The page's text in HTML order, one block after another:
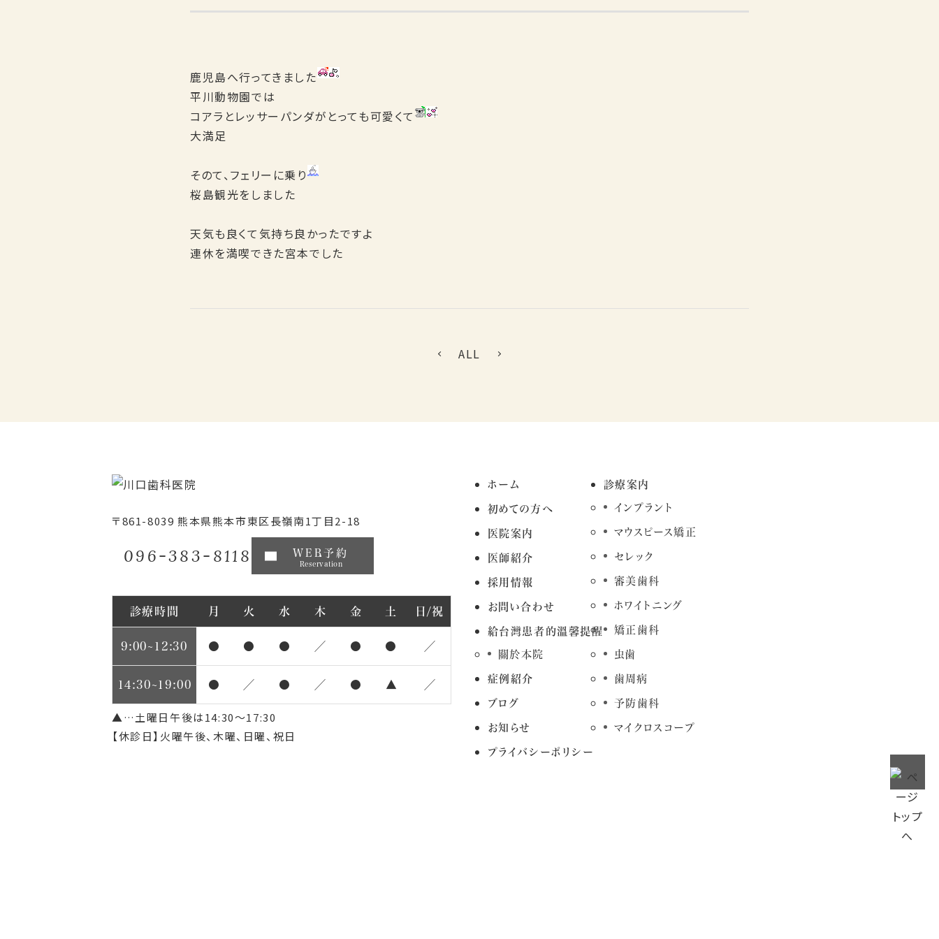
鹿児島へ行ってきました
平川動物園では
コアラとレッサーパンダがとっても可愛くて
大満足
そのて、フェリーに乗り
桜島観光をしました
天気も良くて気持ち良かったですよ
連休を満喫できた宮本でした
ALL
〒861-8039 熊本県熊本市東区長嶺南1丁目2-18
096-383-8118 WEB予約
Reservation
診療時間 月 火 水 木 金 土 日/祝
9:00~12:30 ● ● ● ／ ● ● ／
14:30~19:00 ● ／ ● ／ ● ▲ ／
▲…土曜日午後は14:30～17:30
【休診日】火曜午後、木曜、日曜、祝日
ホーム
初めての方へ
医院案内
医師紹介
採用情報
お問い合わせ
給台灣患者的溫馨提醒
關於本院
症例紹介
ブログ
お知らせ
プライバシーポリシー
診療案内
インプラント
マウスピース矯正
セレック
審美歯科
ホワイトニング
矯正歯科
虫歯
歯周病
予防歯科
マイクロスコープ